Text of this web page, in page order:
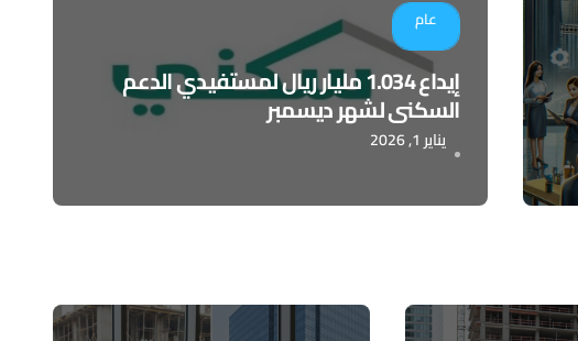
عام
إيداع 1.034 مليار ريال لمستفيدي الدعم
السكني لشهر ديسمبر
يناير 1, 2026